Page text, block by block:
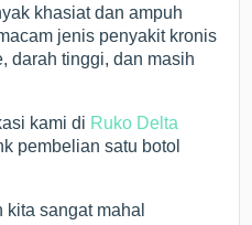
khasiat dan ampuh
jenis penyakit kronis
darah tinggi, dan masih
kami di Ruko Delta
pembelian satu botol
sangat mahal